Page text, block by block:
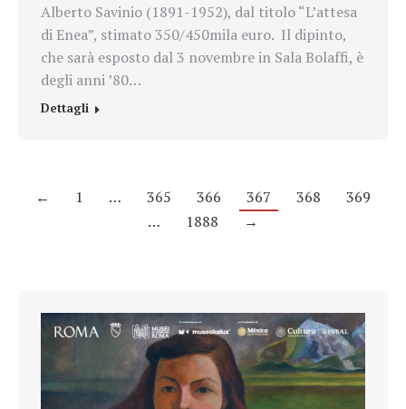
Alberto Savinio (1891-1952), dal titolo “L’attesa
di Enea”, stimato 350/450mila euro. Il dipinto,
che sarà esposto dal 3 novembre in Sala Bolaffi, è
degli anni ’80…
Dettagli
← 1 … 365 366 367 368
369
…
1888 →